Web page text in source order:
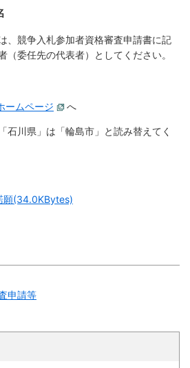
、競争入札参加者資格審査申請書に記
（委任先の代表者）としてください。
ームページ へ
石川県」は「輪島市」と読み替えてく
願(34.0KBytes)
申請等